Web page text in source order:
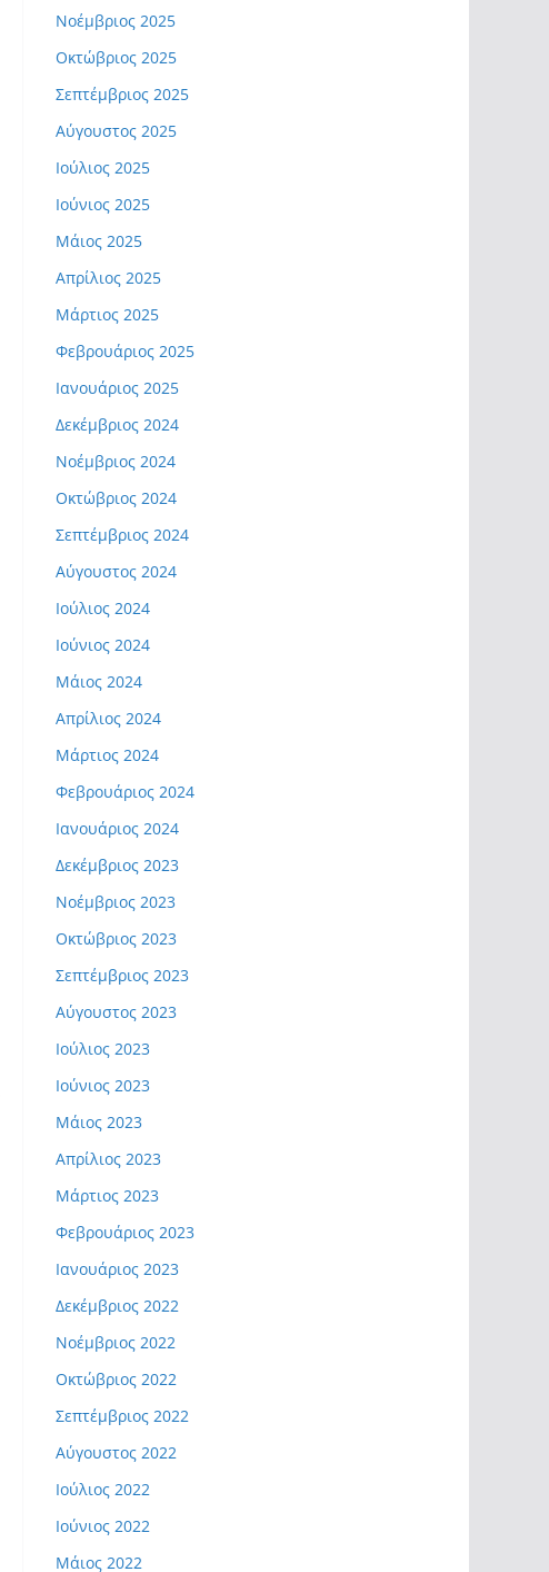
Νοέμβριος 2025
Οκτώβριος 2025
Σεπτέμβριος 2025
Αύγουστος 2025
Ιούλιος 2025
Ιούνιος 2025
Μάιος 2025
Απρίλιος 2025
Μάρτιος 2025
Φεβρουάριος 2025
Ιανουάριος 2025
Δεκέμβριος 2024
Νοέμβριος 2024
Οκτώβριος 2024
Σεπτέμβριος 2024
Αύγουστος 2024
Ιούλιος 2024
Ιούνιος 2024
Μάιος 2024
Απρίλιος 2024
Μάρτιος 2024
Φεβρουάριος 2024
Ιανουάριος 2024
Δεκέμβριος 2023
Νοέμβριος 2023
Οκτώβριος 2023
Σεπτέμβριος 2023
Αύγουστος 2023
Ιούλιος 2023
Ιούνιος 2023
Μάιος 2023
Απρίλιος 2023
Μάρτιος 2023
Φεβρουάριος 2023
Ιανουάριος 2023
Δεκέμβριος 2022
Νοέμβριος 2022
Οκτώβριος 2022
Σεπτέμβριος 2022
Αύγουστος 2022
Ιούλιος 2022
Ιούνιος 2022
Μάιος 2022